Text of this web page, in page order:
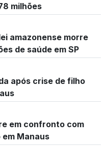
milhões
amazonense morre
de saúde em SP
após crise de filho
em confronto com
Manaus